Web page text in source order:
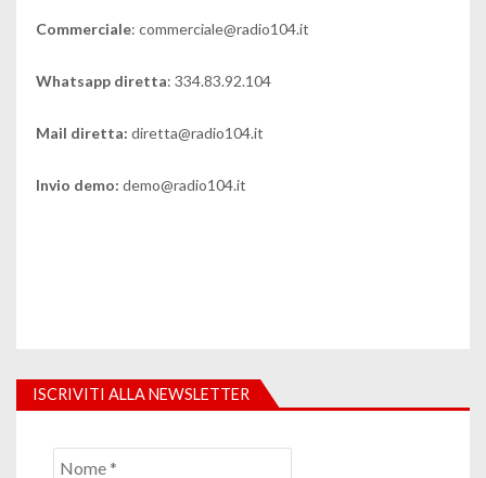
Commerciale: commerciale@radio104.it
Whatsapp diretta: 334.83.92.104
Mail diretta: diretta@radio104.it
Invio demo: demo@radio104.it
ISCRIVITI ALLA NEWSLETTER